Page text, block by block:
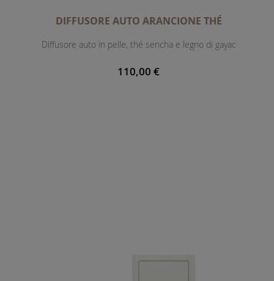
DIFFUSORE AUTO ARANCIONE THÉ
Diffusore auto in pelle, thé sencha e legno di gayac
110,00 €